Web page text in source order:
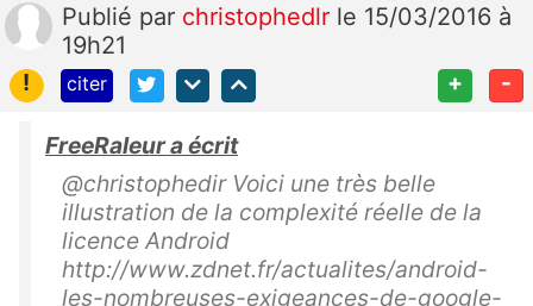
Publié par christophedlr le 15/03/2016 à
19h21
!
citer + -
FreeRaleur a écrit
@christophedir Voici une très belle
illustration de la complexité réelle de la
licence Android
http://www.zdnet.fr/actualites/android-
les-nombreuses-exigeances-de-google-